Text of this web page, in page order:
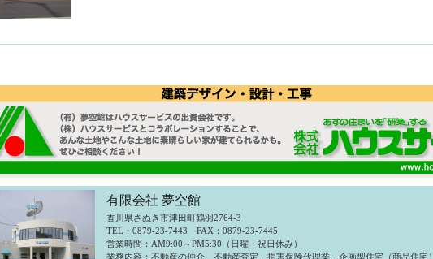
有限会社 夢空館
香川県さぬき市津田町鶴羽2764-3
TEL：0879-23-7443 FAX：0879-23-7445
営業時間：AM9:00～PM5:30（日曜・祝日休み）
業務内容：不動産の仲介、不動産査定、損害保険代理業、企画型住宅（商品住宅）